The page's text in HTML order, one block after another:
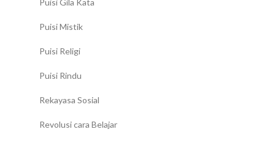
Puisi Gila Kata
Puisi Mistik
Puisi Religi
Puisi Rindu
Rekayasa Sosial
Revolusi cara Belajar